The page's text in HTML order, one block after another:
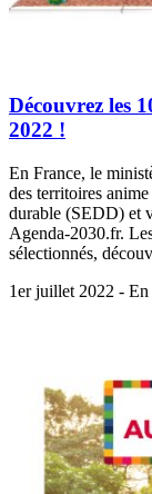
Découvrez les
2022 !
En France, le
des territoires
durable (SEDD) et
Agenda-2030.fr.
sélectionnés,
1er juillet 2022 - En